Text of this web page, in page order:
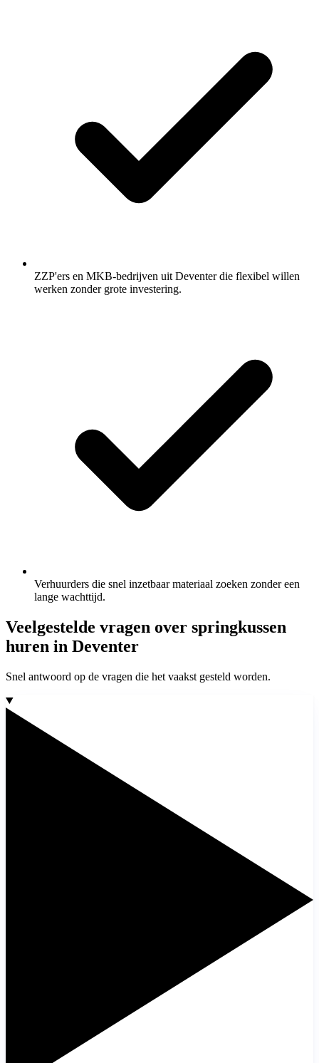
ZZP'ers en MKB-bedrijven uit Deventer die flexibel willen
werken zonder grote investering.
Verhuurders die snel inzetbaar materiaal zoeken zonder een
lange wachttijd.
Veelgestelde vragen over springkussen
huren in Deventer
Snel antwoord op de vragen die het vaakst gesteld worden.